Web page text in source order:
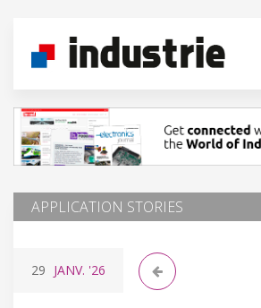
APPLICATION STORIES
29 JANV. '26